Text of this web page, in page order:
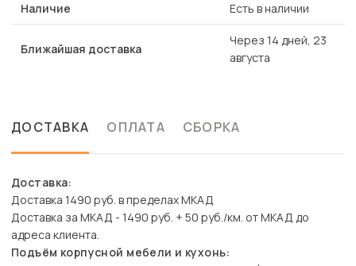
Наличие Есть в наличии
Ближайшая доставка
Через 14 дней, 23
августа
ДОСТАВКА ОПЛАТА СБОРКА
Доставка:
Доставка 1490 руб. в пределах МКАД
Доставка за МКАД - 1490 руб. + 50 руб./км. от МКАД до
адреса клиента.
Подъём корпусной мебели и кухонь: